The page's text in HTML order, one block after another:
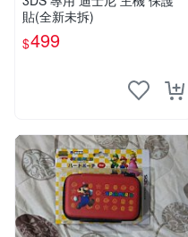
貼(全新未拆)
$499